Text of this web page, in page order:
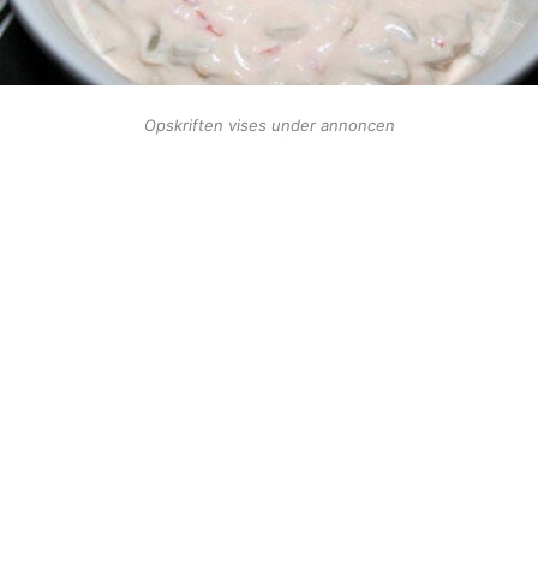
Opskriften vises under annoncen